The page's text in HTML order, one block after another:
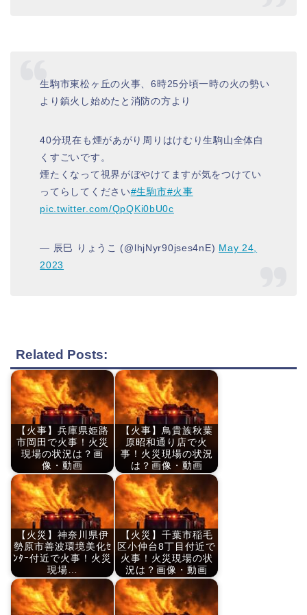
生駒市東松ヶ丘の火事、6時25分頃一時の火の勢い
より鎮火し始めたと消防の方より
40分現在も煙があがり周りはけむり生駒山全体白
くすごいです。
煙たくなって視界がぼやけてますが気をつけてい
ってらしてください#生駒市#火事
pic.twitter.com/QpQKi0bU0c
— 辰巳 りょうこ (@lhjNyr90jses4nE) May 24,
2023
Related Posts:
【火事】兵庫県姫路
市岡田で火事！火災
現場の状況は？画
像・動画
【火事】鳥貴族秋葉
原昭和通り店で火
事！火災現場の状況
は？画像・動画
【火災】神奈川県伊
勢原市善波環境美化ｾ
ﾝﾀｰ付近で火事！火災
現場…
【火災】千葉市稲毛
区小仲台8丁目付近で
火事！火災現場の状
況は？画像・動画